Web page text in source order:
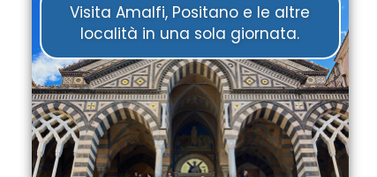
Visita Amalfi, Positano e le altre
località in una sola giornata.